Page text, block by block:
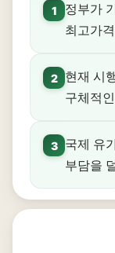
1
정부가
최고가
2
현재 시
구체적
3
국제 유
부담을